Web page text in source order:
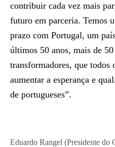
contribuir cada vez mais
futuro em parceria. Temos
prazo com Portugal, um
últimos 50 anos, mais de
transformadores, que todos
aumentar a esperança e
de portugueses”.
Eduardo Rangel (Presidente do